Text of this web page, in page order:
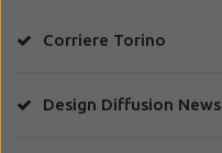
Corriere Torino
Design Diffusion News